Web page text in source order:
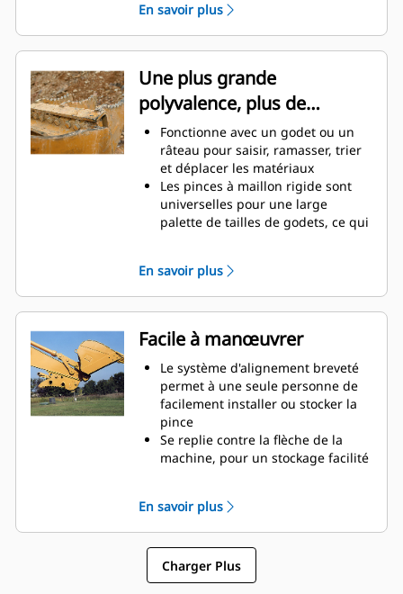
Compatibilité étendue entre les
machines en raison d'une
conception plus légère
Augmentez votre productivité de
manière régulière là où un godet
ou un râteau seul serait insuffisant
En savoir plus
Une plus grande
polyvalence, plus de
productivité
Fonctionne avec un godet ou un
râteau pour saisir, ramasser, trier
et déplacer les matériaux
Les pinces à maillon rigide sont
universelles pour une large
palette de tailles de godets, ce qui
Obtenez les pinces les plus
appropriées à vos applications.
Avec trois configurations de dents,
sélectionnez la meilleure option,
entre un appareil de préhension
large ou étroit, ou des temps de
fermeture plus courts pour le repli
de la flèche lors du transport.
La gestion de plusieurs
équipements pour un parc est
plus facile avec un système
pinces compatibles avec les
attaches à accouplement par axes
Cat, ce qui permet un partage des
pinces et autres d'équipements
entre les machines de taille
En savoir plus
Facile à manœuvrer
Le système d'alignement breveté
permet à une seule personne de
facilement installer ou stocker la
pince
Se replie contre la flèche de la
machine, pour un stockage facilité
La simplicité de l'installation, de la
maintenance et du
fonctionnement général font des
pinces un accessoire plus simple
et au coût d'exploitation plus
En savoir plus
Charger Plus